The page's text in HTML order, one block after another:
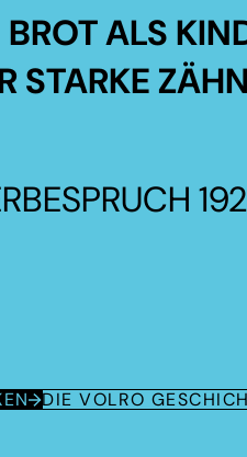
ALS
STARKE
DIE VOLRO